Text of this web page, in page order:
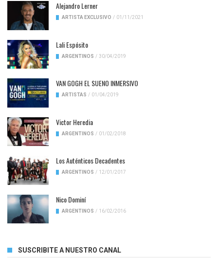
Alejandro Lerner
ARTISTA EXCLUSIVO / 01/11/2021
Lali Espósito
ARGENTINOS / 30/04/2019
VAN GOGH EL SUENO INMERSIVO
ARTISTAS / 01/04/2019
Victor Heredia
ARGENTINOS / 01/02/2018
Los Auténticos Decadentes
ARGENTINOS / 12/01/2017
Nico Dominí
ARGENTINOS / 16/02/2016
SUSCRIBITE A NUESTRO CANAL